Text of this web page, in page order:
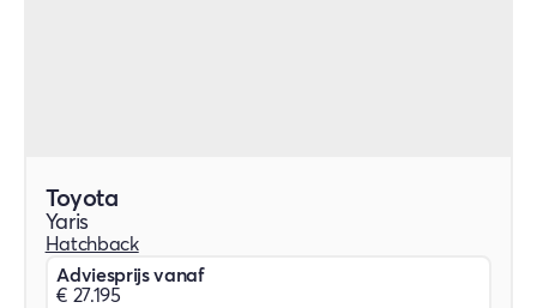
Toyota
Yaris
Hatchback
Adviesprijs vanaf
€ 27.195